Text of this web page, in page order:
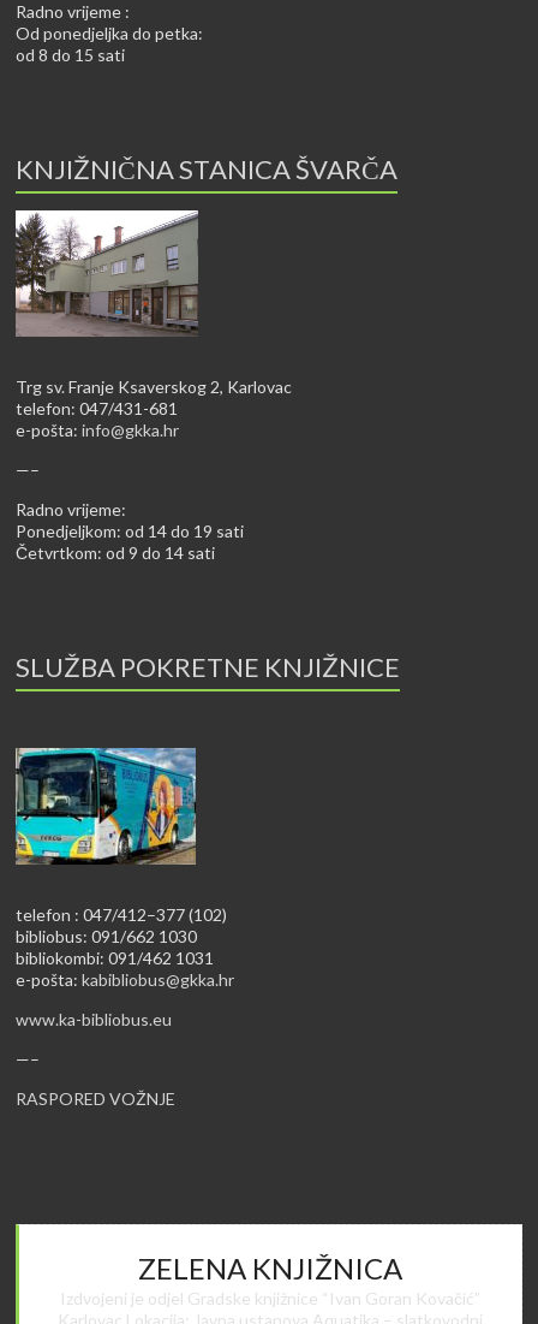
Radno vrijeme :
Od ponedjeljka do petka:
od 8 do 15 sati
KNJIŽNIČNA STANICA ŠVARČA
Trg sv. Franje Ksaverskog 2, Karlovac
telefon: 047/431-681
e-pošta:info@gkka.hr
—–
Radno vrijeme:
Ponedjeljkom: od 14 do 19 sati
Četvrtkom: od 9 do 14 sati
SLUŽBA POKRETNE KNJIŽNICE
telefon : 047/412–377 (102)
bibliobus: 091/662 1030
bibliokombi: 091/462 1031
e-pošta:kabibliobus@gkka.hr
www.ka-bibliobus.eu
—–
RASPORED VOŽNJE
ZELENA KNJIŽNICA
Izdvojeni je odjel Gradske knjižnice “Ivan Goran Kovačić”
Karlovac Lokacija: Javna ustanova Aquatika – slatkovodni